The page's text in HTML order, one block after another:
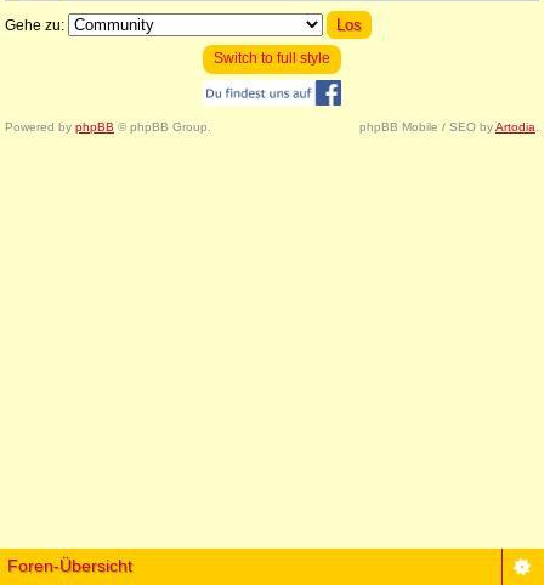
Gehe zu:
Switch to full style
Powered by phpBB © phpBB Group. phpBB Mobile / SEO byArtodia
Foren-Übersicht